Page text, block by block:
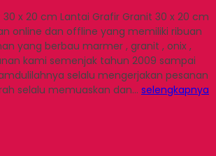
x 20 cm Lantai Grafir Granit 30 x 20 cm
online dan offline yang memiliki ribuan
yang berbau marmer , granit , onix ,
kami semenjak tahun 2009 sampai
selalu mengerjakan pesanan
selalu memuaskan dan… selengkapnya